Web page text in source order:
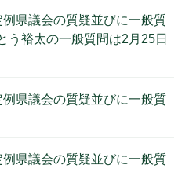
県議会の質疑並びに一般質
裕太の一般質問は2月25日
県議会の質疑並びに一般質
県議会の質疑並びに一般質